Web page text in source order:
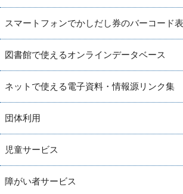
スマートフォンでかしだし券のバーコード
図書館で使えるオンラインデータベース
ネットで使える電子資料・情報源リンク集
団体利用
児童サービス
障がい者サービス